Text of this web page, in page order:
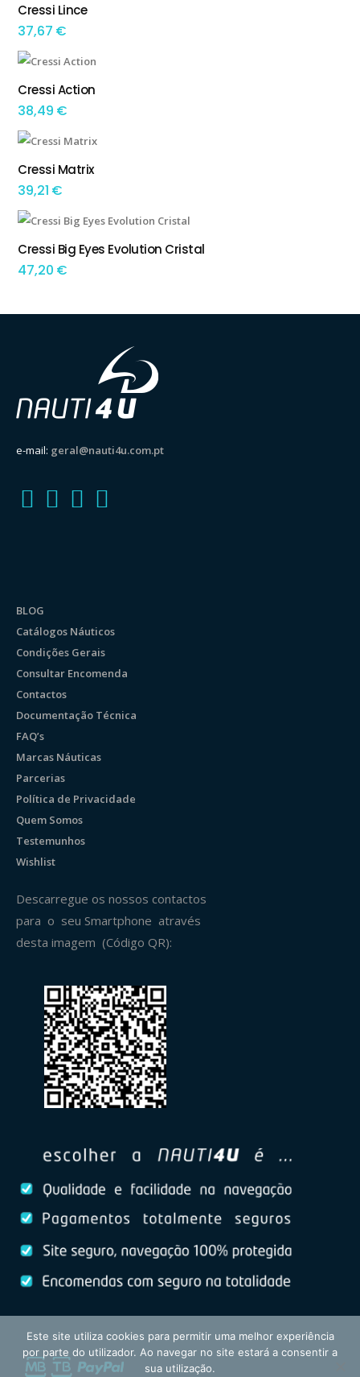
TEM OPÇÕES
Cressi Lince
37,67 €
TEM OPÇÕES
Cressi Action
38,49 €
TEM OPÇÕES
Cressi Matrix
39,21 €
TEM OPÇÕES
Cressi Big Eyes Evolution Cristal
47,20 €
e-mail: geral@nauti4u.com.pt
BLOG
Catálogos Náuticos
Condições Gerais
Consultar Encomenda
Contactos
Documentação Técnica
FAQ’s
Marcas Náuticas
Parcerias
Política de Privacidade
Quem Somos
Testemunhos
Wishlist
Descarregue os nossos contactos
para o seu Smartphone através
desta imagem (Código QR):
Este site utiliza cookies para permitir uma melhor experiência
por parte do utilizador. Ao navegar no site estará a consentir a
sua utilização.